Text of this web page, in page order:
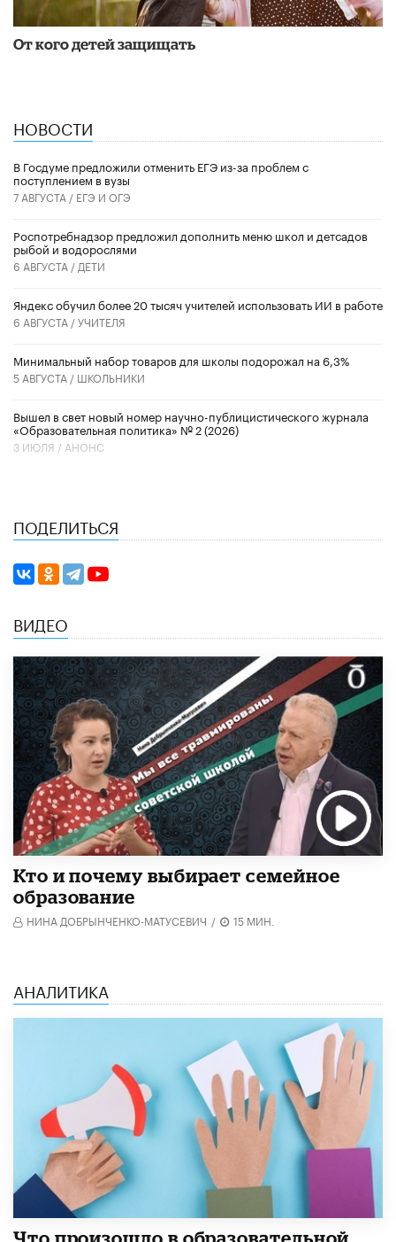
От кого детей защищать
НОВОСТИ
В Госдуме предложили отменить ЕГЭ из-за проблем с
поступлением в вузы
7 АВГУСТА / ЕГЭ И ОГЭ
Роспотребнадзор предложил дополнить меню школ и детсадов
рыбой и водорослями
6 АВГУСТА / ДЕТИ
​Яндекс обучил более 20 тысяч учителей использовать ИИ в работе
6 АВГУСТА /УЧИТЕЛЯ
Минимальный набор товаров для школы подорожал на 6,3%
5 АВГУСТА / ШКОЛЬНИКИ
Вышел в свет новый номер научно-публицистического журнала
«Образовательная политика» № 2 (2026)
3 ИЮЛЯ / АНОНС
ПОДЕЛИТЬСЯ
ВИДЕО
Кто и почему выбирает семейное
образование
НИНА ДОБРЫНЧЕНКО-МАТУСЕВИЧ / 15 МИН.
АНАЛИТИКА